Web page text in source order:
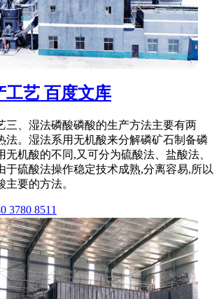
工艺 百度文库
三、湿法磷酸磷酸的生产方法主要有两
法。湿法系用无机酸来分解磷矿石制备磷
无机酸的不同,又可分为硫酸法、盐酸法、
于硫酸法操作稳定技术成熟,分离容易,所以
主要的方法。
3780 8511